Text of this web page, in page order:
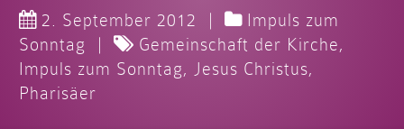
2. September 2012 |
Impuls zum
Sonntag
| Gemeinschaft der Kirche,
Impuls zum Sonntag, Jesus Christus,
Pharisäer